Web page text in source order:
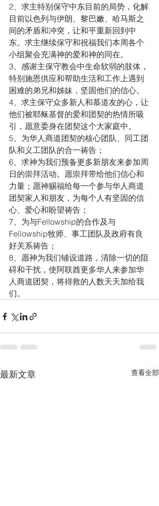
2、求主特别保守中东目前的局势，化解
目前以色列与伊朗、黎巴嫩、哈马斯之
间的矛盾和冲突，让和平重新回到中
东。求主继续保守和祝福我们本周各个
小组聚会充满神的爱和神的同在。
3、感谢主保守教会中生命软弱的肢体，
特别施恩供应和帮助生活和工作上遇到
困难的弟兄和姊妹，坚固他们的信心。
4、求主保守众多新人和慕道友的心，让
他们被耶稣基督的爱和团契的热情所吸
引，愿意委身在团契这个大家庭中。
5、为华人商道团契的核心团队、同工团
队和义工团队的合一祷告；
6、求神为我们预备更多新朋友来参加周
日的崇拜活动。愿崇拜带给他们信心和
力量；愿神赐福给每一个参与华人商道
团契家人和朋友，为每个人有坚固的信
心、爱心和盼望祷告；
7、为与Fellowship的合作及与
Fellowship牧师、事工团队及政府有良
好关系祷告；
8、愿神为我们铺设道路，清除一切的阻
碍和干扰，使阿联酋更多华人来参加华
人商道团契，将得救的人数天天加给我
们。
最新文章 查看全部